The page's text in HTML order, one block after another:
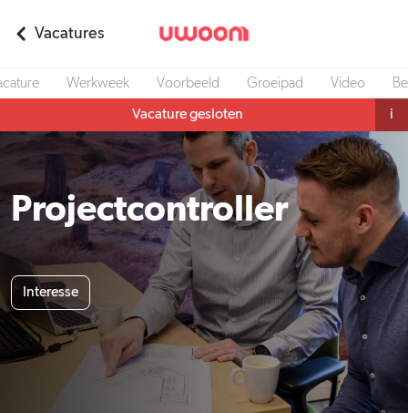
Vacatures
Werkweek Voorbeeld Groeipad Video
Vacature gesloten i
Projectcontroller
Interesse